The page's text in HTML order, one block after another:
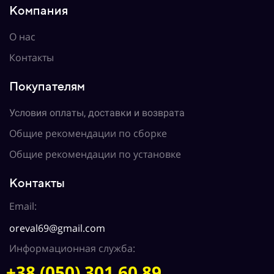
Компания
О нас
Контакты
Покупателям
Условия оплаты, доставки и возврата
Общие рекомендации по сборке
Общие рекомендации по установке
Контакты
Email:
oreval69@gmail.com
Информационная служба: